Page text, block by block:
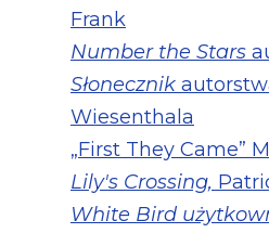
Frank
Number the Stars
Słonecznik
Wiesenthala
„First They Came”
Lily's Crossing,
White Bird